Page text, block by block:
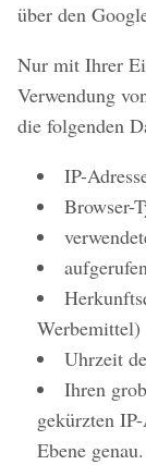
über den
Nur mit Ihrer
Verwendung
die folgenden
IP-
Browser-
Werbemittel)
Uhrzeit
Ihren
gekürzten
Ebene genau.